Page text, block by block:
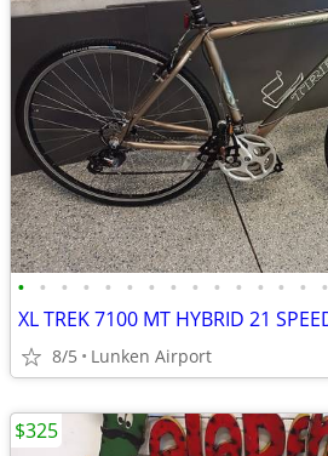
• • • • • • • • • • • • • • •
8/5 Lunken Airport
$325